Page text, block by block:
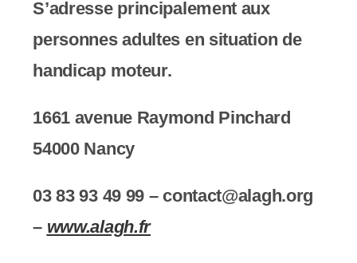
S’adresse principalement aux
personnes adultes en situation de
handicap moteur.
1661 avenue Raymond Pinchard
54000 Nancy
03 83 93 49 99 – contact@alagh.org
– www.alagh.fr